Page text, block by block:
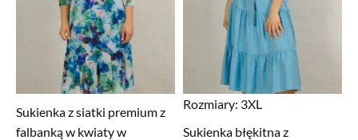
Sukienka z siatki premium z
falbanką w kwiaty w
Rozmiary: 3XL
Sukienka błękitna z